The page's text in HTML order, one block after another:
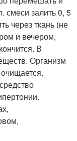
смеси залить 0, 5
через ткань (не
и вечером,
В
Организм